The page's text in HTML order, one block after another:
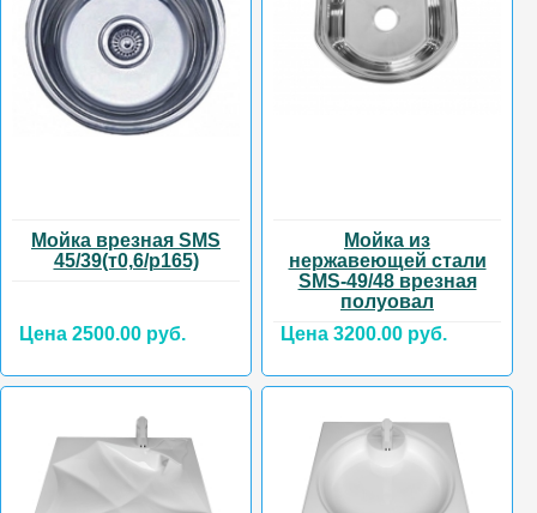
Мойка врезная SMS
45/39(т0,6/р165)
Цена 2500.00 руб.
Мойка из
нержавеющей стали
SMS-49/48 врезная
полуовал
Цена 3200.00 руб.